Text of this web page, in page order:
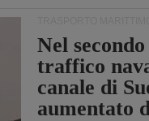
Nel
traffico
canale di
aumentato